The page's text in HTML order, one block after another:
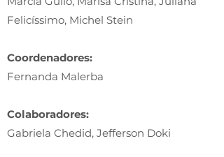
Felicíssimo, Michel Stein
Coordenadores:
Fernanda Malerba
Colaboradores:
Gabriela Chedid, Jefferson Doki